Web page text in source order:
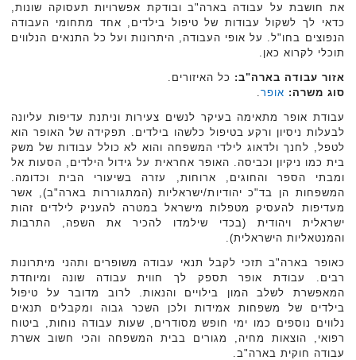
את חושבת על עבודה בארה"ב ובודקת אפשרויות תעסוקה שונות,
כדאי לך לשקול עבודות של טיפול בילדים, אחד מתחומי העבודה
הנפוצים בחו"ל. על אופי העבודה, היתרונות ועל כל התנאים הנלווים
תוכלי לקרוא כאן.
אזור עבודה בארה"ב: כל האיזורים.
סוג משרה: אופר
עבודת אופר מתאימה בעיקר לנשים צעירות וניתנת עדיפות עליונה
לבעלות ניסיון ורקע בטיפול כלשהו בילדים. תפקידה של האופר הוא
לטפל, לחנך ולדאוג לילדי המשפחה והוא לא כולל עבודות של משק
בית כמו ניקיון וכביסה. האופר אחראית על גידול הילדים, הסעות אל
ומבתי הספר והחוגים, ארוחות, עזרה בשיעורי הבית וכדומה.
המשפחות הן בד"כ יהודיות/ישראליות (המתגוררות בארה"ב), אשר
מעדיפות להעסיק מטפלות מישראל במטרה להעניק לילדים זהות
ישראלית ויהודית (בכדי שילמדו להכיר את השפה, התרבות
והמנטאליות הישראלית).
כאופר בארה"ב תזכי לקבל תנאי עבודה משופרים ותהני מיתרונות
רבים. עבודת אופר תספק לך חווית עבודה שונה ומיוחדת
המאפשרת לשלב המון בילויים והנאות. לרוב מדובר על טיפול
בילדים של משפחות אמידות ולכן השכר גבוה ומקבלים תנאים
נלווים נוספים כמו ימי חופש מסודרים, שעות עבודה נוחות, ביטוח
רפואי, הוצאות מחיה, מגורים בבית המשפחה והכי חשוב אשרת
עבודה חוקית בארה"ב.